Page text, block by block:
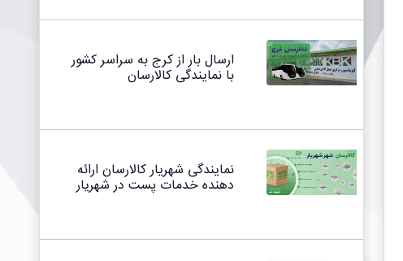
ارسال بار از کرج به سراسر کشور
با نمایندگی کالارسان
نمایندگی شهریار کالارسان ارائه
دهنده خدمات پست در شهریار